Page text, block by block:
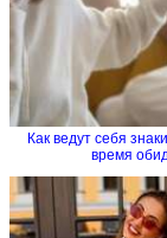
Как ведут себя
время